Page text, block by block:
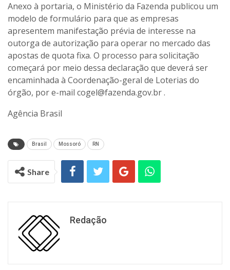
Anexo à portaria, o Ministério da Fazenda publicou um
modelo de formulário para que as empresas
apresentem manifestação prévia de interesse na
outorga de autorização para operar no mercado das
apostas de quota fixa. O processo para solicitação
começará por meio dessa declaração que deverá ser
encaminhada à Coordenação-geral de Loterias do
órgão, por e-mail cogel@fazenda.gov.br .
Agência Brasil
Brasil Mossoró RN
Share
Redação